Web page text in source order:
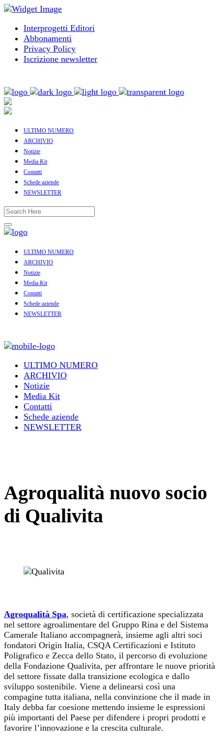
Interprogetti Editori
Abbonamenti
Privacy Policy
Iscrizione newsletter
ULTIMO NUMERO
ARCHIVIO
Notizie
Media Kit
Contatti
Schede aziende
NEWSLETTER
ULTIMO NUMERO
ARCHIVIO
Notizie
Media Kit
Contatti
Schede aziende
NEWSLETTER
ULTIMO NUMERO
ARCHIVIO
Notizie
Media Kit
Contatti
Schede aziende
NEWSLETTER
Agroqualità nuovo socio
di Qualivita
Agroqualità Spa, società di certificazione specializzata
nel settore agroalimentare del Gruppo Rina e del Sistema
Camerale Italiano accompagnerà, insieme agli altri soci
fondatori Origin Italia, CSQA Certificazioni e Istituto
Poligrafico e Zecca dello Stato, il percorso di evoluzione
della Fondazione Qualivita, per affrontare le nuove priorità
del settore fissate dalla transizione ecologica e dallo
sviluppo sostenibile. Viene a delinearsi così una
compagine tutta italiana, nella convinzione che il made in
Italy debba far coesione mettendo insieme le espressioni
più importanti del Paese per difendere i propri prodotti e
favorire l’innovazione e la crescita culturale.